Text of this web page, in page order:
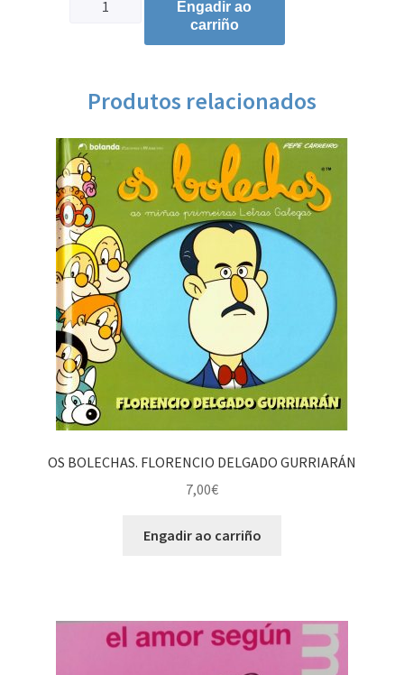
Engadir ao
carriño
Produtos relacionados
OS BOLECHAS. FLORENCIO DELGADO GURRIARÁN
7,00€
Engadir ao carriño